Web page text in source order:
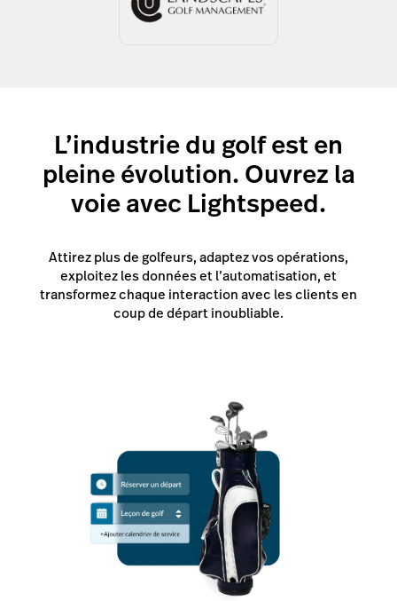
L’industrie du golf est en
pleine évolution. Ouvrez la
voie avec Lightspeed.
Attirez plus de golfeurs, adaptez vos opérations,
exploitez les données et l’automatisation, et
transformez chaque interaction avec les clients en
coup de départ inoubliable.